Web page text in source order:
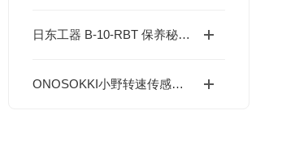
日东工器 B-10-RBT 保养秘籍：减少故障、延长寿命的实操技巧
ONOSOKKI小野转速传感器MP-911的特点